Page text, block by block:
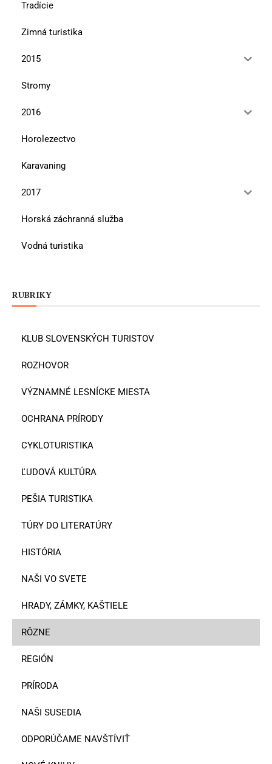
Tradície
Zimná turistika
2015
Stromy
2016
Horolezectvo
Karavaning
2017
Horská záchranná služba
Vodná turistika
RUBRIKY
KLUB SLOVENSKÝCH TURISTOV
ROZHOVOR
VÝZNAMNÉ LESNÍCKE MIESTA
OCHRANA PRÍRODY
CYKLOTURISTIKA
ĽUDOVÁ KULTÚRA
PEŠIA TURISTIKA
TÚRY DO LITERATÚRY
HISTÓRIA
NAŠI VO SVETE
HRADY, ZÁMKY, KAŠTIELE
RÔZNE
REGIÓN
PRÍRODA
NAŠI SUSEDIA
ODPORÚČAME NAVŠTÍVIŤ